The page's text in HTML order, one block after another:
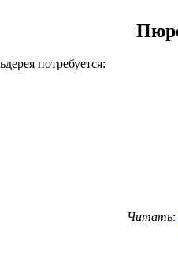
потребуется:
Читать: